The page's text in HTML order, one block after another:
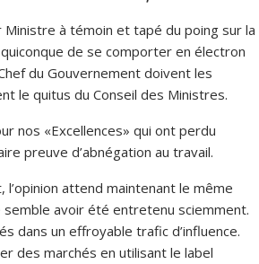
à témoin et tapé du poing sur la
de se comporter en électron
du Gouvernement doivent les
le quitus du Conseil des Ministres.
«Excellences» qui ont perdu
preuve d’abnégation au travail.
attend maintenant le même
avoir été entretenu sciemment.
dans un effroyable trafic d’influence.
des marchés en utilisant le label